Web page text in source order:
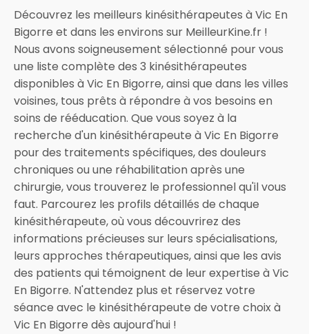
Découvrez les meilleurs kinésithérapeutes à Vic En
Bigorre et dans les environs sur MeilleurKine.fr !
Nous avons soigneusement sélectionné pour vous
une liste complète des 3 kinésithérapeutes
disponibles à Vic En Bigorre, ainsi que dans les villes
voisines, tous prêts à répondre à vos besoins en
soins de rééducation. Que vous soyez à la
recherche d'un kinésithérapeute à Vic En Bigorre
pour des traitements spécifiques, des douleurs
chroniques ou une réhabilitation après une
chirurgie, vous trouverez le professionnel qu'il vous
faut. Parcourez les profils détaillés de chaque
kinésithérapeute, où vous découvrirez des
informations précieuses sur leurs spécialisations,
leurs approches thérapeutiques, ainsi que les avis
des patients qui témoignent de leur expertise à Vic
En Bigorre. N'attendez plus et réservez votre
séance avec le kinésithérapeute de votre choix à
Vic En Bigorre dès aujourd'hui !